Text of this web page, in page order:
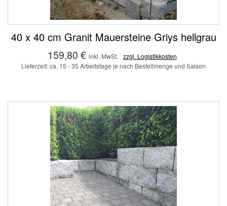
40 x 40 cm Granit Mauersteine Griys hellgrau
159,80 € inkl. MwSt.
zzgl. Logistikkosten
Lieferzeit: ca. 15 - 35 Arbeitstage je nach Bestellmenge und Saison